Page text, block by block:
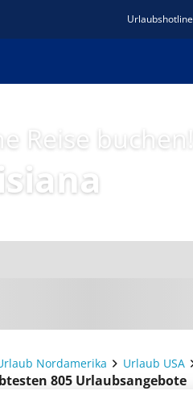
Urlaubshotline
Reise buchen!
Nordamerika Urlaub USA
805 Urlaubsangebote